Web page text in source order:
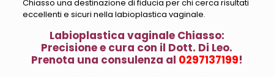
Chiasso una destinazione di fiducia per chi cerca risultati
eccellenti e sicuri nella labioplastica vaginale.
Labioplastica vaginale Chiasso:
Precisione e cura con il Dott. Di Leo.
Prenota una consulenza al 0297137199!